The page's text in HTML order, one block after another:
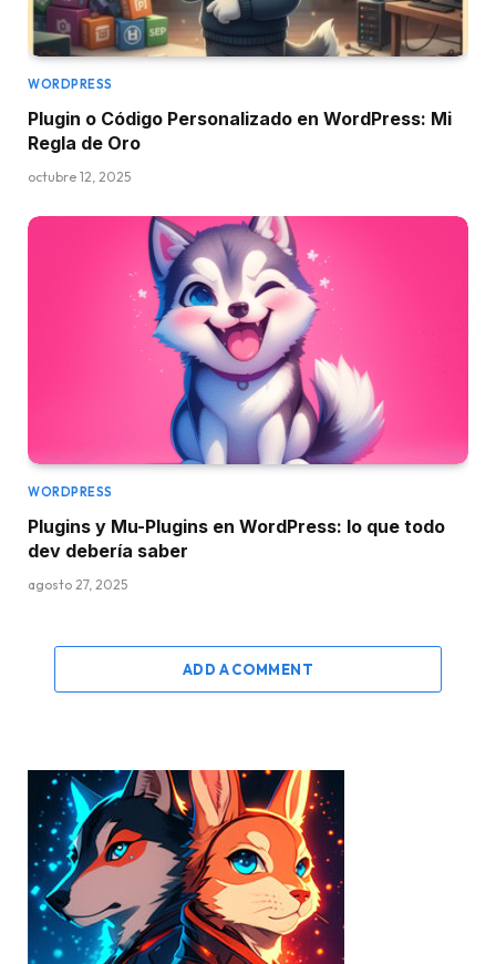
WORDPRESS
Plugin o Código Personalizado en WordPress: Mi
Regla de Oro
octubre 12, 2025
WORDPRESS
Plugins y Mu-Plugins en WordPress: lo que todo
dev debería saber
agosto 27, 2025
ADD A COMMENT